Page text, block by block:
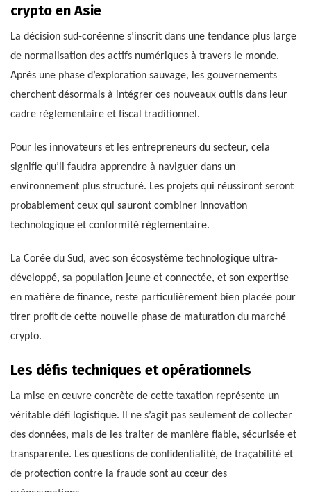
crypto en Asie
La décision sud-coréenne s’inscrit dans une tendance plus large
de normalisation des actifs numériques à travers le monde.
Après une phase d’exploration sauvage, les gouvernements
cherchent désormais à intégrer ces nouveaux outils dans leur
cadre réglementaire et fiscal traditionnel.
Pour les innovateurs et les entrepreneurs du secteur, cela
signifie qu’il faudra apprendre à naviguer dans un
environnement plus structuré. Les projets qui réussiront seront
probablement ceux qui sauront combiner innovation
technologique et conformité réglementaire.
La Corée du Sud, avec son écosystème technologique ultra-
développé, sa population jeune et connectée, et son expertise
en matière de finance, reste particulièrement bien placée pour
tirer profit de cette nouvelle phase de maturation du marché
crypto.
Les défis techniques et opérationnels
La mise en œuvre concrète de cette taxation représente un
véritable défi logistique. Il ne s’agit pas seulement de collecter
des données, mais de les traiter de manière fiable, sécurisée et
transparente. Les questions de confidentialité, de traçabilité et
de protection contre la fraude sont au cœur des